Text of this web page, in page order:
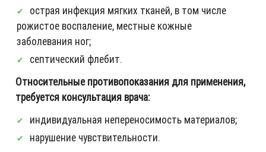
острая инфекция мягких тканей, в том числе
рожистое воспаление, местные кожные
заболевания ног;
септический флебит.
Относительные противопоказания для применения,
требуется консультация врача:
индивидуальная непереносимость материалов;
нарушение чувствительности.